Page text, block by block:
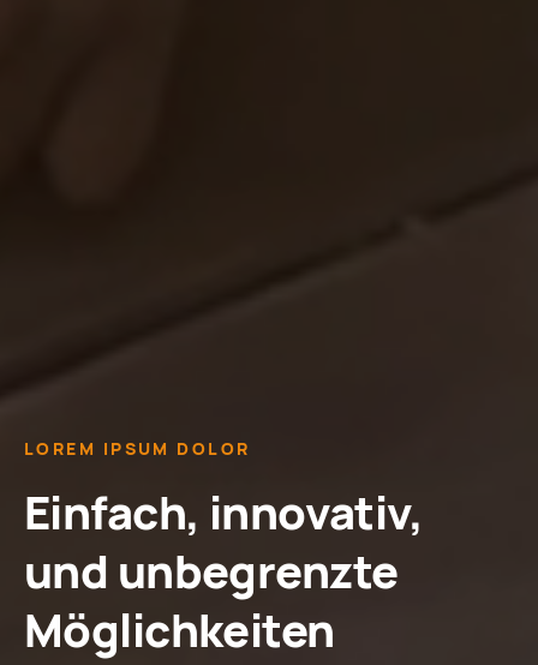
LOREM IPSUM DOLOR
Einfach, innovativ,
und unbegrenzte
Möglichkeiten